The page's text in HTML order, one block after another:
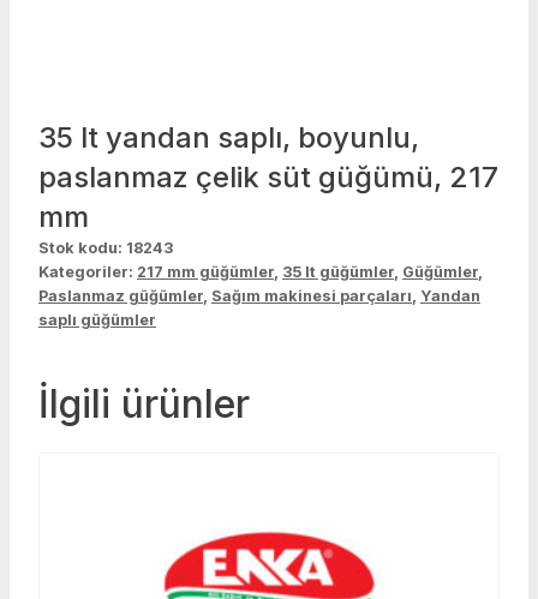
35 lt yandan saplı, boyunlu,
paslanmaz çelik süt güğümü, 217
mm
Stok kodu: 18243
Kategoriler: 217 mm güğümler, 35 lt güğümler, Güğümler,
Paslanmaz güğümler, Sağım makinesi parçaları, Yandan
saplı güğümler
İlgili ürünler